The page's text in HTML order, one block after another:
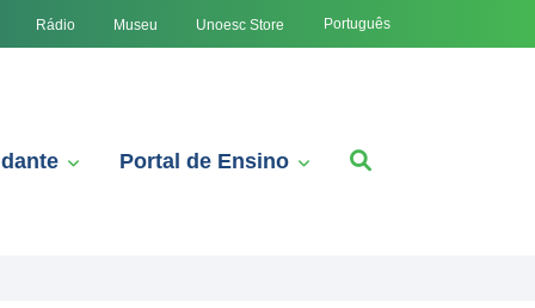
Rádio Museu Unoesc Store Português
Portal de Ensino